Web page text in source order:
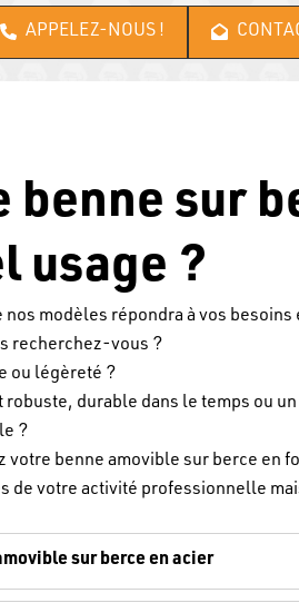
APPELEZ-NOUS !
benne sur
usage ?
nos modèles répondra à vos
recherchez-vous ?
ou légèreté ?
robuste, durable dans le temps ou
?
votre benne amovible sur berce en
de votre activité professionnelle
sur berce en acier